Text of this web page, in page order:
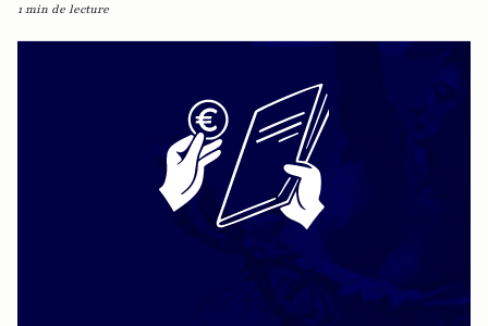
1 min de lecture